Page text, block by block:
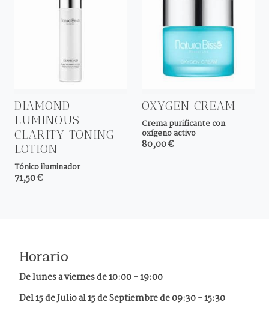
DIAMOND
LUMINOUS
CLARITY TONING
LOTION
Tónico iluminador
71,50 €
OXYGEN CREAM
Crema purificante con
oxígeno activo
80,00 €
Horario
De lunes a viernes de10:00 - 19:00
Del 15 de Julio al 15 de Septiembre de 09:30 - 15:30